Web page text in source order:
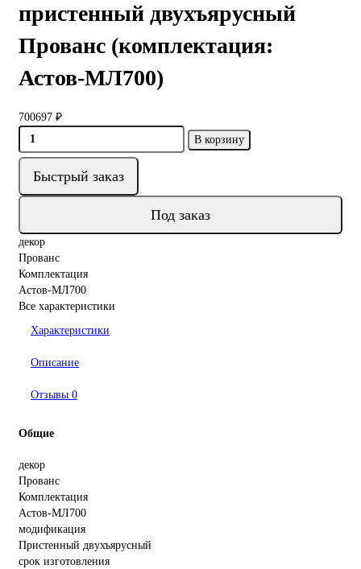
пристенный двухъярусный
Прованс (комплектация:
Астов-МЛ700)
700697 ₽
В корзину
Быстрый заказ
Под заказ
декор
Прованс
Комплектация
Астов-МЛ700
Все характеристики
Характеристики
Описание
Отзывы 0
Общие
декор
Прованс
Комплектация
Астов-МЛ700
модификация
Пристенный двухъярусный
срок изготовления